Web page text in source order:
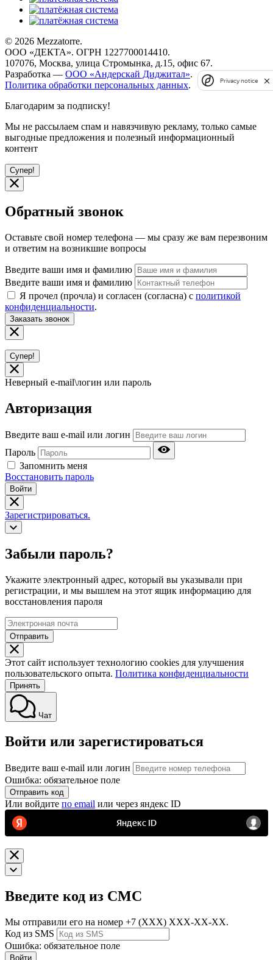
© 2026 Mezzatorre.
ООО «ДЕКТА». ОГРН 1227700014410.
107076, Москва, улица Стромынка, д.15, офис 67.
Разработка — ООО «Андерскай Диджитал».
Политика обработки персональных данных.
Благодарим за подписку!
Мы не рассылаем спам и навязчивую рекламу, только самые
выгодные предложения и полезный информационный
контент
Супер!
Обратный звонок
Оставьте свой номер телефона — мы сразу же вам перезвоним
и ответим на возникшие вопросы
Введите ваши имя и фамилию
Введите ваши имя и фамилию
Я прочел (прочла) и согласен (согласна) с политикой
конфиденциальности.
Заказать звонок
Супер!
Неверный e-mail\логин или пароль
Авторизация
Введите ваш e-mail или логин
Пароль
Запомнить меня
Восстановить пароль
Войти
Зарегистрироваться.
Забыли пароль?
Укажите электронный адрес, который вы указывали при
регистрации, и мы вышлем на этот ящик информацию для
восстановления пароля
Отправить
Этот сайт использует технологию cookies для улучшения
пользовательского опыта. Политика конфиденциальности
Принять
Чат
Войти или зарегистироваться
Введите ваш e-mail или логин
Ошибка: обязательное поле
Отправить код
Или войдите по email или через яндекс ID
Введите код из СМС
Мы отправили его на номер +7 (ХХХ) ХХХ-ХХ-ХХ.
Код из SMS
Ошибка: обязательное поле
Войти
Privacy notice